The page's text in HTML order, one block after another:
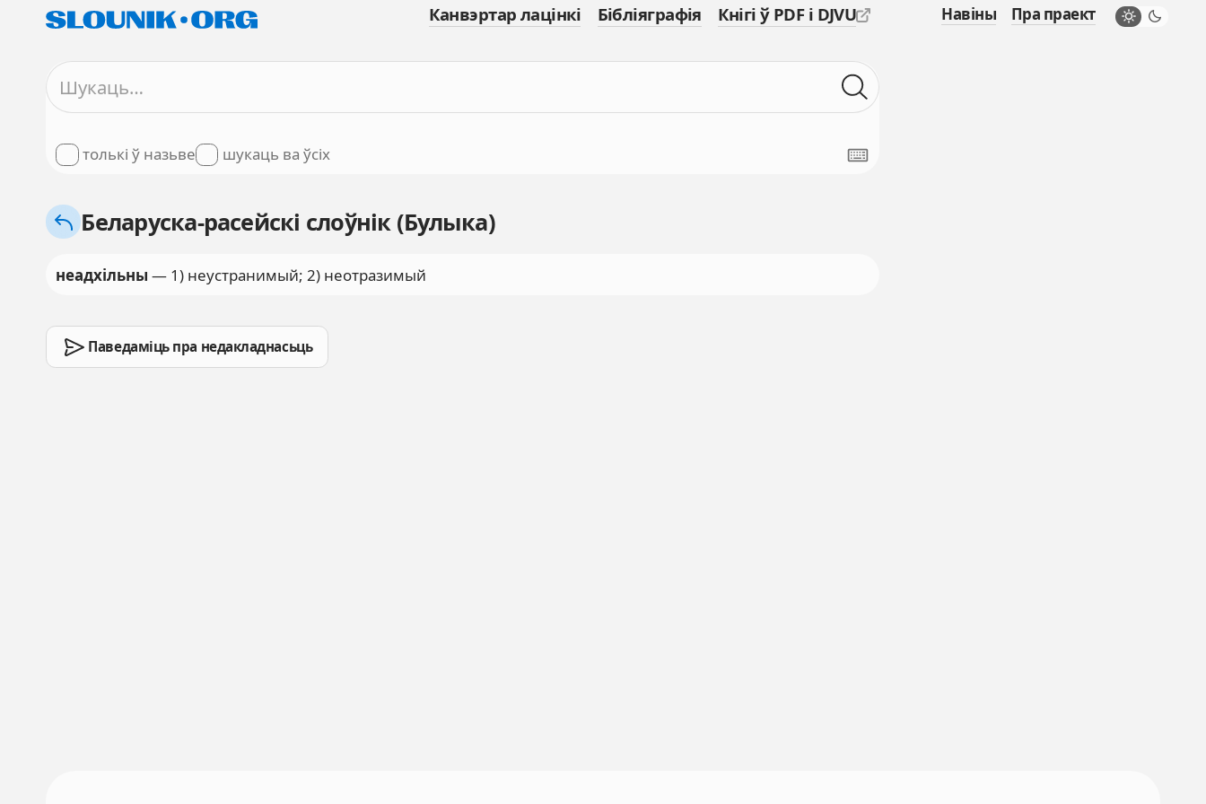
Канвэртар лацінкі Бібліяграфія Кнігі ў PDF і DJVU Навіны Пра праект
толькі ў назьве шукаць ва ўсіх
Беларуска-расейскі слоўнік (Булыка)
неадхільны — 1) неустранимый; 2) неотразимый
Паведаміць пра недакладнасьць